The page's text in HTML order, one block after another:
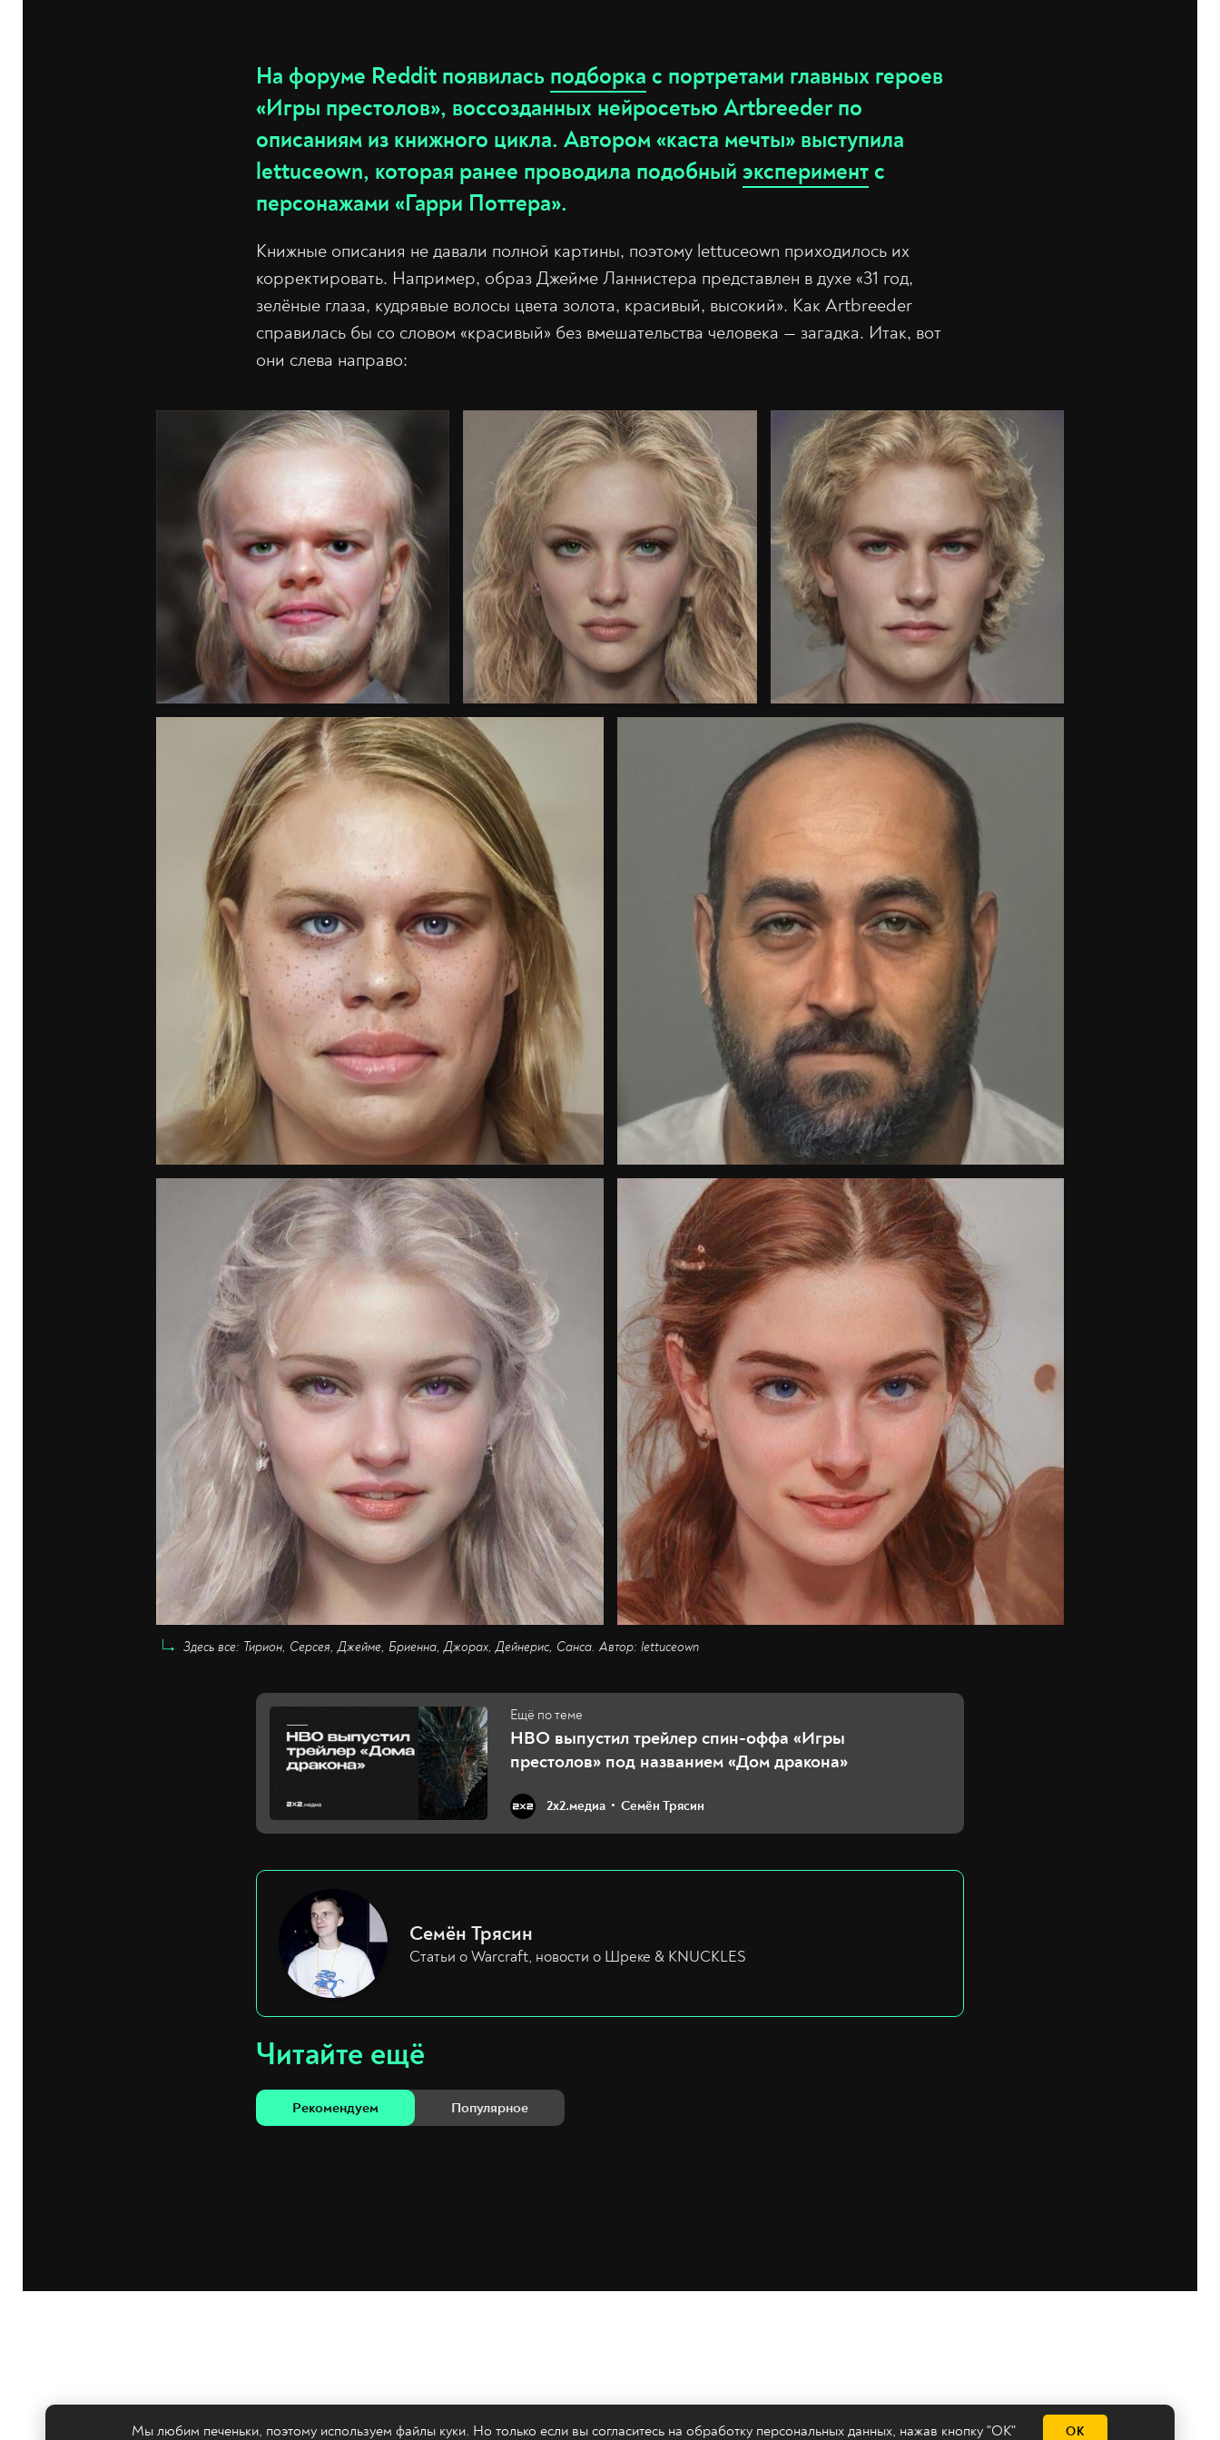
На форуме Reddit появилась подборка с портретами главных героев
«Игры престолов», воссозданных нейросетью Artbreeder по
описаниям из книжного цикла. Автором «каста мечты» выступила
lettuceown, которая ранее проводила подобный эксперимент с
персонажами «Гарри Поттера».
Книжные описания не давали полной картины, поэтому lettuceown приходилось их
корректировать. Например, образ Джейме Ланнистера представлен в духе «31 год,
зелёные глаза, кудрявые волосы цвета золота, красивый, высокий». Как Artbreeder
справилась бы со словом «красивый» без вмешательства человека — загадка. Итак, вот
они слева направо:
Здесь все: Тирион, Серсея, Джейме, Бриенна, Джорах, Дейнерис, Санса. Автор: lettuceown
HBO выпустил трейлер спин-оффа «Игры
престолов» под названием «Дом дракона»
2х2.медиа Семён Трясин
Семён Трясин
Статьи о Warcraft, новости о Шреке & KNUCKLES
Читайте ещё
Рекомендуем Популярное
Мы любим печеньки, поэтому используем файлы куки. Но только если вы согласитесь на обработку персональных данных, нажав кнопку "ОК" ОК